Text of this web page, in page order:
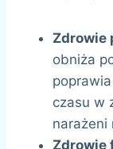
Zdrowie
obniża
czasu w
narażeni
Zdrowie